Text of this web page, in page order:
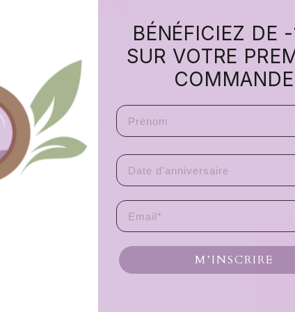
COLLAGÈNE MARIN | BELLE & BIO
BELLE & BIO
BÉNÉFICIEZ DE
SUR VOTRE
COMMANDE
Prenom
Date d'anniversaire
Email
M’INSCRIRE